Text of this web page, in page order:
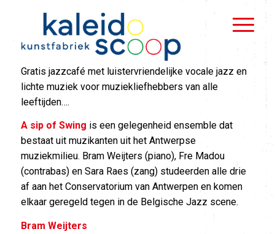
Gratis jazzcafé met luistervriendelijke vocale jazz en
lichte muziek voor muziekliefhebbers van alle
leeftijden….
A sip of Swing is een gelegenheid ensemble dat
bestaat uit muzikanten uit het Antwerpse
muziekmilieu. Bram Weijters (piano), Fre Madou
(contrabas) en Sara Raes (zang) studeerden alle drie
af aan het Conservatorium van Antwerpen en komen
elkaar geregeld tegen in de Belgische Jazz scene.
Bram Weijters